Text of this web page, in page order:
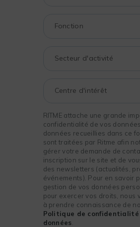
RITME attache une grande
confidentialité de vos
données recueillies dans ce
sont traitées par Ritme afin
gérer votre demande de
inscription sur le site et de
des newsletters (actualités,
événements). Pour en savoir
gestion de vos données
pour exercer vos droits, nous
à prendre connaissance de
Politique de confidentialité
données